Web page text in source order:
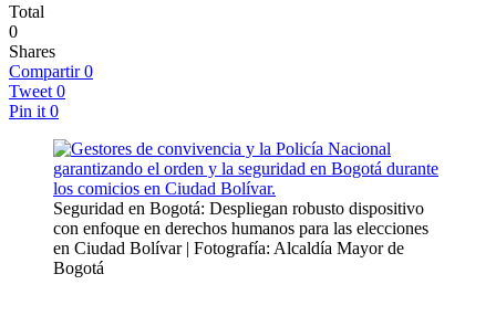
Total
0
Shares
Compartir 0
Tweet 0
Pin it 0
Seguridad en Bogotá: Despliegan robusto dispositivo
con enfoque en derechos humanos para las elecciones
en Ciudad Bolívar | Fotografía: Alcaldía Mayor de
Bogotá